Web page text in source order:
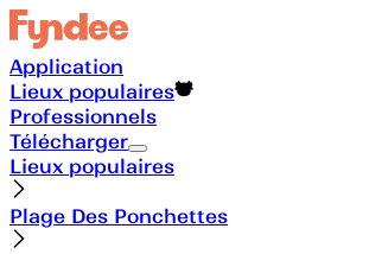
Application
Lieux populaires
Professionnels
Télécharger
Lieux populaires
Plage Des Ponchettes